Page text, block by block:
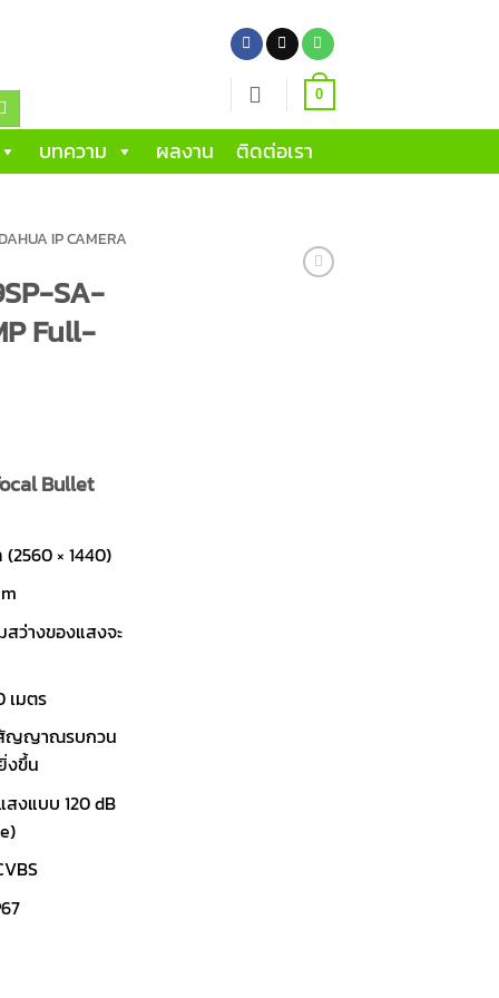
0
บทความ ผลงาน ติดต่อเรา
DAHUA IP CAMERA
SA-
Full-
Bullet
× 1440)
ว่างของแสงจะ
เมตร
สัญญาณรบกวน
งขึ้น
งแบบ 120 dB